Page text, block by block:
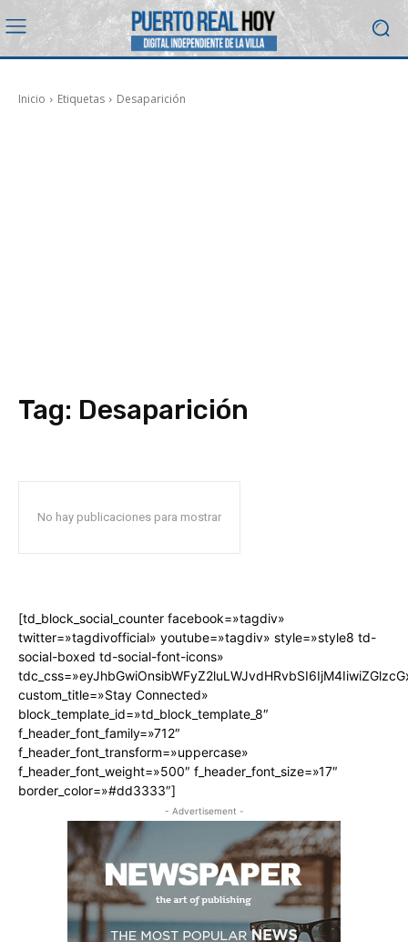
Inicio Etiquetas Desaparición
Tag: Desaparición
No hay publicaciones para mostrar
[td_block_social_counter facebook=»tagdiv»
twitter=»tagdivofficial» youtube=»tagdiv» style=»style8 td-
social-boxed td-social-font-icons»
custom_title=»Stay Connected»
block_template_id=»td_block_template_8″
f_header_font_family=»712″
f_header_font_transform=»uppercase»
f_header_font_weight=»500″ f_header_font_size=»17″
border_color=»#dd3333″]
- Advertisement -